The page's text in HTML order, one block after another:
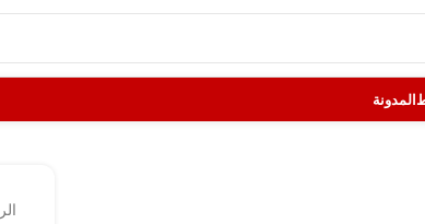
المدونة